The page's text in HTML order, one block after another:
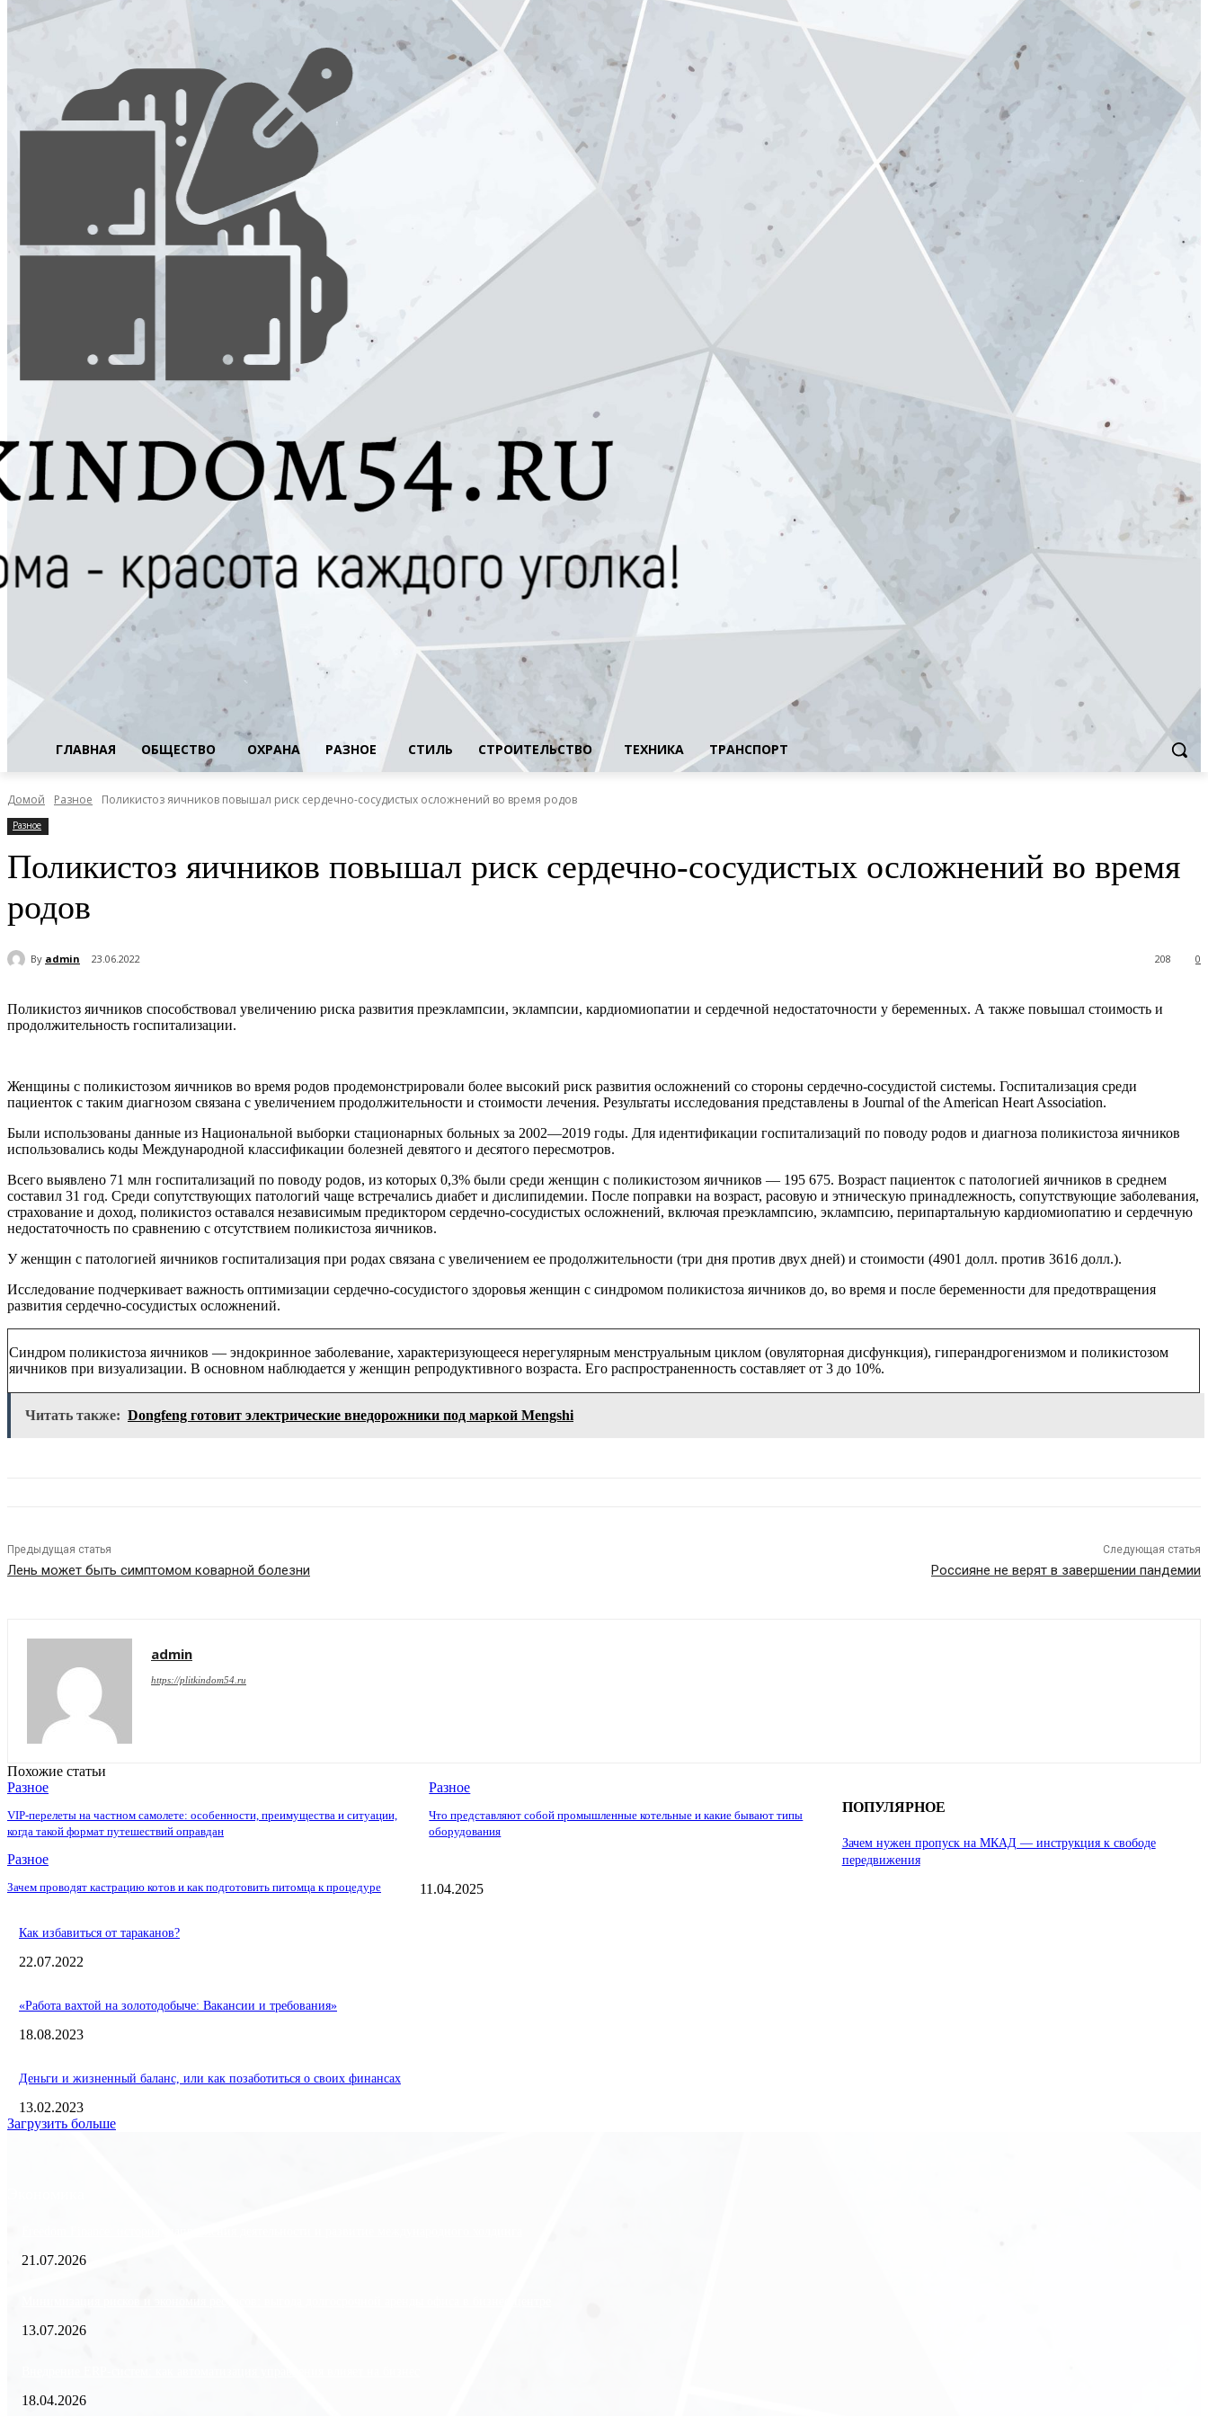
ГЛАВНАЯ ОБЩЕСТВО ОХРАНА РАЗНОЕ СТИЛЬ СТРОИТЕЛЬСТВО ТЕХНИКА ТРАНСПОРТ
Домой Разное Поликистоз яичников повышал риск сердечно-сосудистых осложнений во время родов
Разное
Поликистоз яичников повышал риск сердечно-сосудистых осложнений во время
родов
By admin 23.06.2022 0
208
Поликистоз яичников способствовал увеличению риска развития преэклампсии, эклампсии, кардиомиопатии и сердечной недостаточности у беременных. А также повышал стоимость и
продолжительность госпитализации.
Женщины с поликистозом яичников во время родов продемонстрировали более высокий риск развития осложнений со стороны сердечно-сосудистой системы. Госпитализация среди
пациенток с таким диагнозом связана с увеличением продолжительности и стоимости лечения. Результаты исследования представлены в Journal of the American Heart Association.
Были использованы данные из Национальной выборки стационарных больных за 2002—2019 годы. Для идентификации госпитализаций по поводу родов и диагноза поликистоза яичников
использовались коды Международной классификации болезней девятого и десятого пересмотров.
Всего выявлено 71 млн госпитализаций по поводу родов, из которых 0,3% были среди женщин с поликистозом яичников — 195 675. Возраст пациенток с патологией яичников в среднем
составил 31 год. Среди сопутствующих патологий чаще встречались диабет и дислипидемии. После поправки на возраст, расовую и этническую принадлежность, сопутствующие заболевания,
страхование и доход, поликистоз оставался независимым предиктором сердечно-сосудистых осложнений, включая преэклампсию, эклампсию, перипартальную кардиомиопатию и сердечную
недостаточность по сравнению с отсутствием поликистоза яичников.
У женщин с патологией яичников госпитализация при родах связана с увеличением ее продолжительности (три дня против двух дней) и стоимости (4901 долл. против 3616 долл.).
Исследование подчеркивает важность оптимизации сердечно-сосудистого здоровья женщин с синдромом поликистоза яичников до, во время и после беременности для предотвращения
развития сердечно-сосудистых осложнений.
Синдром поликистоза яичников — эндокринное заболевание, характеризующееся нерегулярным менструальным циклом (овуляторная дисфункция), гиперандрогенизмом и поликистозом
яичников при визуализации. В основном наблюдается у женщин репродуктивного возраста. Его распространенность составляет от 3 до 10%.
Читать также: Dongfeng готовит электрические внедорожники под маркой Mengshi
Предыдущая статья
Лень может быть симптомом коварной болезни
Следующая статья
Россияне не верят в завершении пандемии
admin
https://plitkindom54.ru
Похожие статьи
Разное
VIP-перелеты на частном самолете: особенности, преимущества и ситуации,
когда такой формат путешествий оправдан
Разное
Что представляют собой промышленные котельные и какие бывают типы
оборудования
Разное
Зачем проводят кастрацию котов и как подготовить питомца к процедуре
ПОПУЛЯРНОЕ
Зачем нужен пропуск на МКАД — инструкция к свободе
передвижения
11.04.2025
Как избавиться от тараканов?
22.07.2022
«Работа вахтой на золотодобыче: Вакансии и требования»
18.08.2023
Деньги и жизненный баланс, или как позаботиться о своих финансах
13.02.2023
Загрузить больше
21.07.2026
13.07.2026
18.04.2026